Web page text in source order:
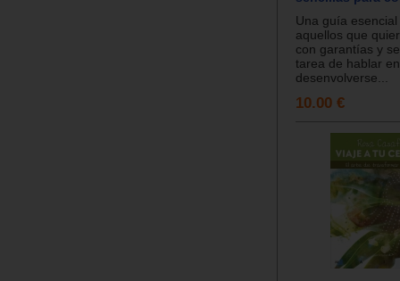
Una guía
aquellos que
con garantías y
tarea de hablar
desenvolverse...
10.00 €